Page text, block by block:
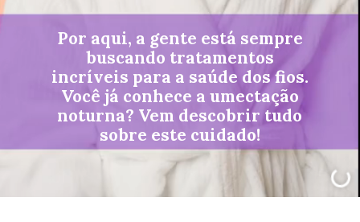
Por aqui, a gente está sempre
buscando tratamentos
incríveis para a saúde dos fios.
Você já conhece a umectação
noturna? Vem descobrir tudo
sobre este cuidado!